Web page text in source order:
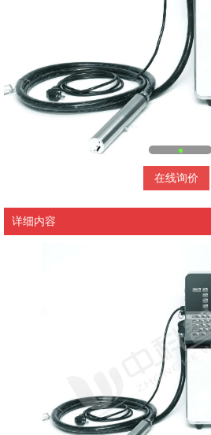
在线询价
详细内容